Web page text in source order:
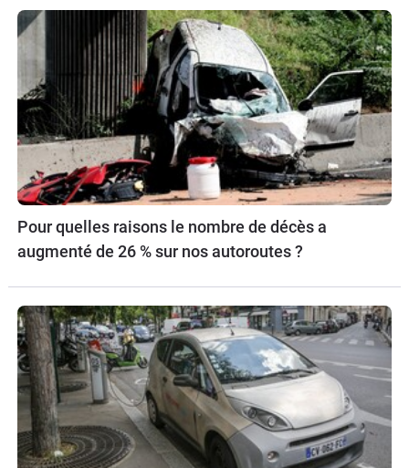
Pour quelles raisons le nombre de décès a
augmenté de 26 % sur nos autoroutes ?